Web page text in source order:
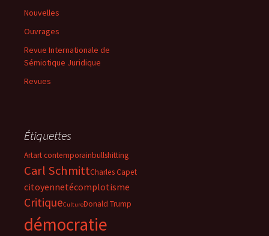
Nouvelles
Ouvrages
Revue Internationale de
Sémiotique Juridique
Revues
Étiquettes
Artart contemporainbullshitting
Carl SchmittCharles Capet
citoyennetécomplotisme
CritiqueCultureDonald Trump
démocratie